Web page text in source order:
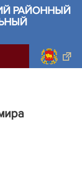
РАЙОННЫЙ